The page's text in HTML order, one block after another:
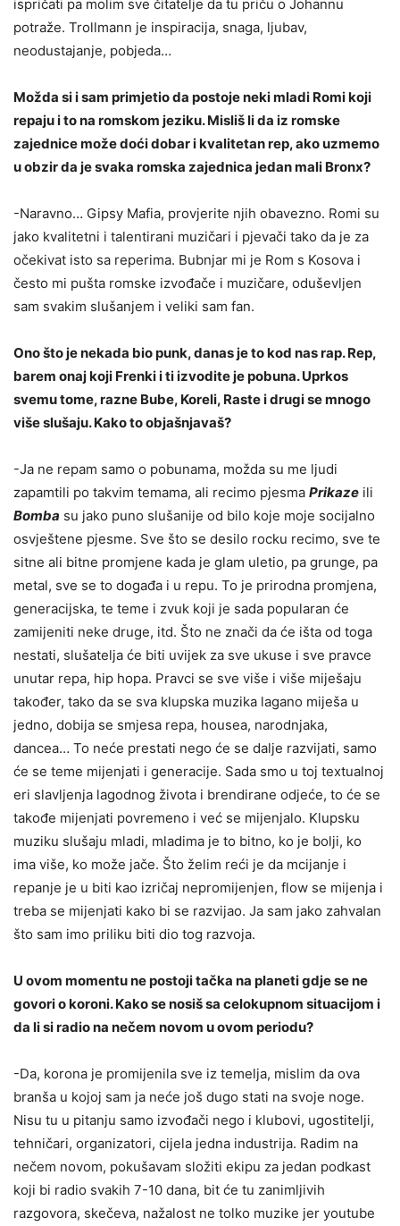
ispričati pa molim sve čitatelje da tu priču o Johannu
potraže. Trollmann je inspiracija, snaga, ljubav,
neodustajanje, pobjeda…
Možda si i sam primjetio da postoje neki mladi Romi koji
repaju i to na romskom jeziku. Misliš li da iz romske
zajednice može doći dobar i kvalitetan rep, ako uzmemo
u obzir da je svaka romska zajednica jedan mali Bronx?
-Naravno… Gipsy Mafia, provjerite njih obavezno. Romi su
jako kvalitetni i talentirani muzičari i pjevači tako da je za
očekivat isto sa reperima. Bubnjar mi je Rom s Kosova i
često mi pušta romske izvođače i muzičare, oduševljen
sam svakim slušanjem i veliki sam fan.
Ono što je nekada bio punk, danas je to kod nas rap. Rep,
barem onaj koji Frenki i ti izvodite je pobuna. Uprkos
svemu tome, razne Bube, Koreli, Raste i drugi se mnogo
više slušaju. Kako to objašnjavaš?
-Ja ne repam samo o pobunama, možda su me ljudi
zapamtili po takvim temama, ali recimo pjesma Prikaze ili
Bomba su jako puno slušanije od bilo koje moje socijalno
osvještene pjesme. Sve što se desilo rocku recimo, sve te
sitne ali bitne promjene kada je glam uletio, pa grunge, pa
metal, sve se to događa i u repu. To je prirodna promjena,
generacijska, te teme i zvuk koji je sada popularan će
zamijeniti neke druge, itd. Što ne znači da će išta od toga
nestati, slušatelja će biti uvijek za sve ukuse i sve pravce
unutar repa, hip hopa. Pravci se sve više i više miješaju
također, tako da se sva klupska muzika lagano miješa u
jedno, dobija se smjesa repa, housea, narodnjaka,
dancea… To neće prestati nego će se dalje razvijati, samo
će se teme mijenjati i generacije. Sada smo u toj textualnoj
eri slavljenja lagodnog života i brendirane odjeće, to će se
takođe mijenjati povremeno i već se mijenjalo. Klupsku
muziku slušaju mladi, mladima je to bitno, ko je bolji, ko
ima više, ko može jače. Što želim reći je da mcijanje i
repanje je u biti kao izričaj nepromijenjen, flow se mijenja i
treba se mijenjati kako bi se razvijao. Ja sam jako zahvalan
što sam imo priliku biti dio tog razvoja.
U ovom momentu ne postoji tačka na planeti gdje se ne
govori o koroni. Kako se nosiš sa celokupnom situacijom i
da li si radio na nečem novom u ovom periodu?
-Da, korona je promijenila sve iz temelja, mislim da ova
branša u kojoj sam ja neće još dugo stati na svoje noge.
Nisu tu u pitanju samo izvođači nego i klubovi, ugostitelji,
tehničari, organizatori, cijela jedna industrija. Radim na
nečem novom, pokušavam složiti ekipu za jedan podkast
koji bi radio svakih 7-10 dana, bit će tu zanimljivih
razgovora, skečeva, nažalost ne tolko muzike jer youtube